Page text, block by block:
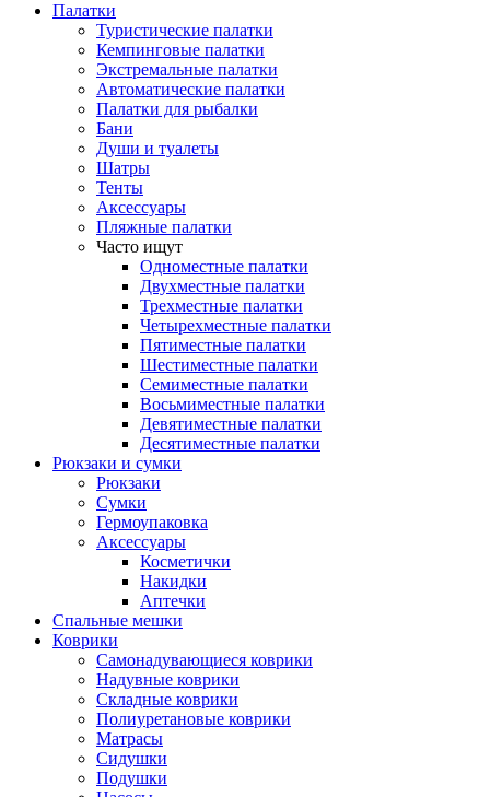
Палатки
Туристические палатки
Кемпинговые палатки
Экстремальные палатки
Автоматические палатки
Палатки для рыбалки
Бани
Души и туалеты
Шатры
Тенты
Аксессуары
Пляжные палатки
Часто ищут
Одноместные палатки
Двухместные палатки
Трехместные палатки
Четырехместные палатки
Пятиместные палатки
Шестиместные палатки
Семиместные палатки
Восьмиместные палатки
Девятиместные палатки
Десятиместные палатки
Рюкзаки и сумки
Рюкзаки
Сумки
Гермоупаковка
Аксессуары
Косметички
Накидки
Аптечки
Спальные мешки
Коврики
Самонадувающиеся коврики
Надувные коврики
Складные коврики
Полиуретановые коврики
Матрасы
Сидушки
Подушки